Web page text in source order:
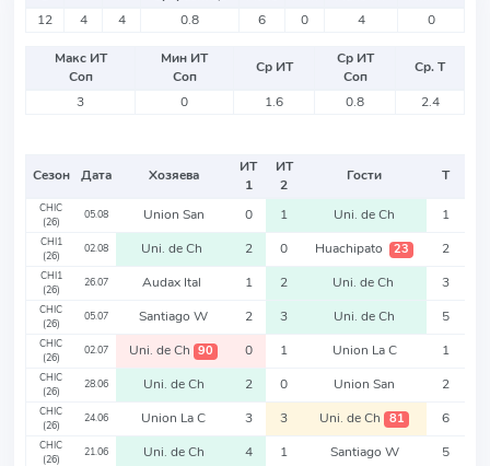
12
4 4 0.8 6 0 4 0
Макс ИТ
Соп
Мин ИТ
Соп
Ср ИТ
Ср ИТ
Соп
Ср. Т
3
0 1.6 0.8 2.4
Сезон Дата Хозяева
ИТ
1
ИТ
2
Гости Т
CHIC
(26)
05.08 Union San 0 1 Uni. de Ch 1
CHI1
(26)
02.08 Uni. de Ch 2 0 Huachipato 23 2
CHI1
(26)
26.07 Audax Ital 1 2 Uni. de Ch 3
CHIC
(26)
05.07 Santiago W 2 3 Uni. de Ch 5
CHIC
(26)
02.07 Uni. de Ch 90 0 1 Union La C 1
CHIC
(26)
28.06 Uni. de Ch 2 0 Union San 2
CHIC
(26)
24.06 Union La C 3 3 Uni. de Ch 81 6
CHIC
(26)
21.06 Uni. de Ch 4 1 Santiago W 5